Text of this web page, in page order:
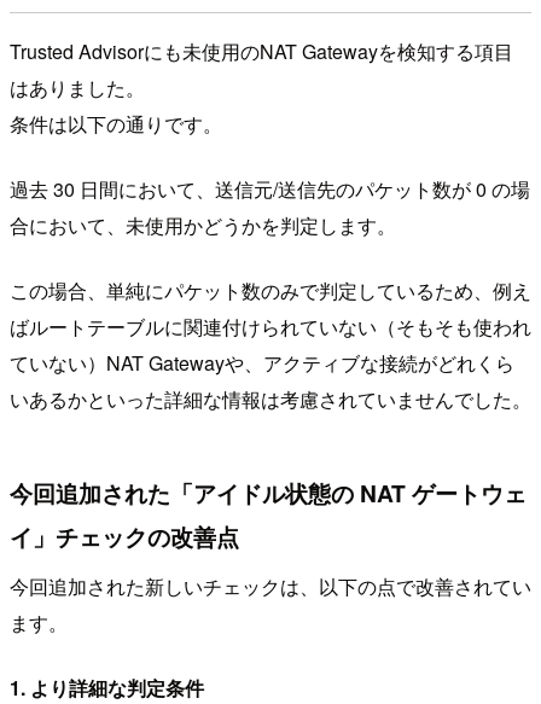
Trusted Advisorにも未使用のNAT Gatewayを検知する項目
はありました。
条件は以下の通りです。
過去 30 日間において、送信元/送信先のパケット数が 0 の場
合において、未使用かどうかを判定します。
この場合、単純にパケット数のみで判定しているため、例え
ばルートテーブルに関連付けられていない（そもそも使われ
ていない）NAT Gatewayや、アクティブな接続がどれくら
いあるかといった詳細な情報は考慮されていませんでした。
今回追加された「アイドル状態の NAT ゲートウェ
イ」チェックの改善点
今回追加された新しいチェックは、以下の点で改善されてい
ます。
1. より詳細な判定条件